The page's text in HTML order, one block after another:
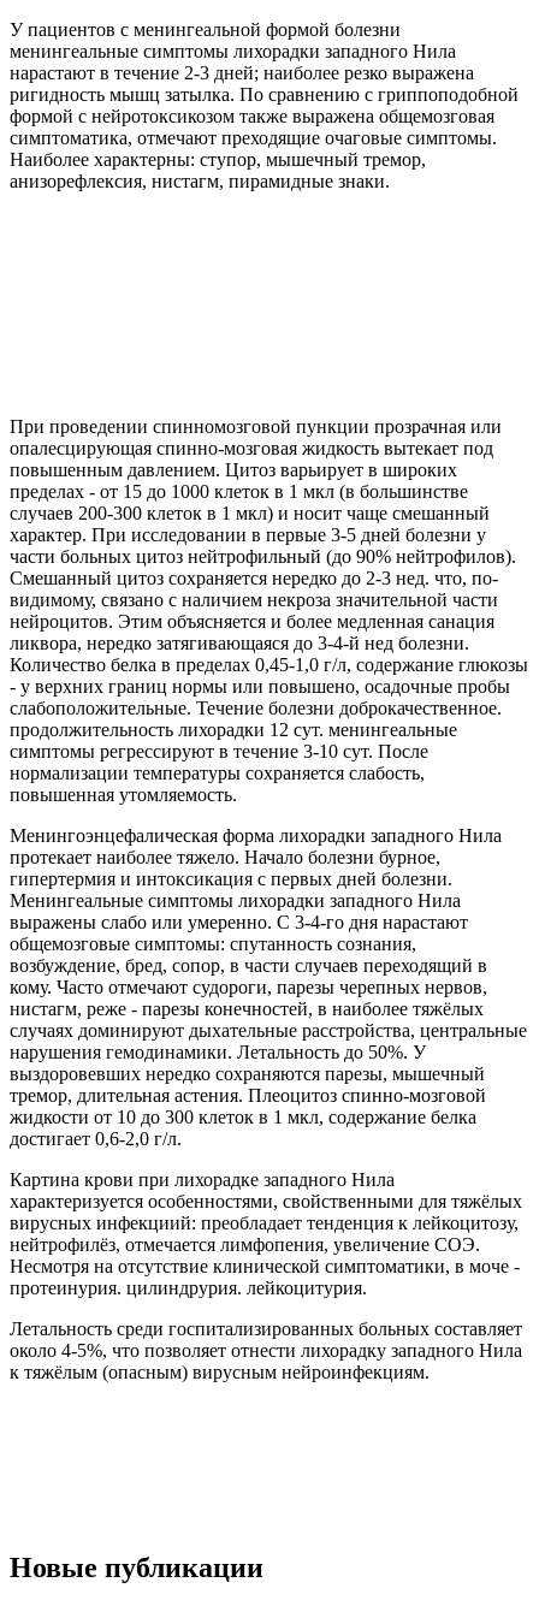
У пациентов с менингеальной формой болезни
менингеальные симптомы лихорадки западного Нила
нарастают в течение 2-3 дней; наиболее резко выражена
ригидность мышц затылка. По сравнению с гриппоподобной
формой с нейротоксикозом также выражена общемозговая
симптоматика, отмечают преходящие очаговые симптомы.
Наиболее характерны: ступор, мышечный тремор,
анизорефлексия, нистагм, пирамидные знаки.
При проведении спинномозговой пункции прозрачная или
опалесцирующая спинно-мозговая жидкость вытекает под
повышенным давлением. Цитоз варьирует в широких
пределах - от 15 до 1000 клеток в 1 мкл (в большинстве
случаев 200-300 клеток в 1 мкл) и носит чаще смешанный
характер. При исследовании в первые 3-5 дней болезни у
части больных цитоз нейтрофильный (до 90% нейтрофилов).
Смешанный цитоз сохраняется нередко до 2-3 нед. что, по-
видимому, связано с наличием некроза значительной части
нейроцитов. Этим объясняется и более медленная санация
ликвора, нередко затягивающаяся до 3-4-й нед болезни.
Количество белка в пределах 0,45-1,0 г/л, содержание глюкозы
- у верхних границ нормы или повышено, осадочные пробы
слабоположительные. Течение болезни доброкачественное.
продолжительность лихорадки 12 сут. менингеальные
симптомы регрессируют в течение 3-10 сут. После
нормализации температуры сохраняется слабость,
повышенная утомляемость.
Менингоэнцефалическая форма лихорадки западного Нила
протекает наиболее тяжело. Начало болезни бурное,
гипертермия и интоксикация с первых дней болезни.
Менингеальные симптомы лихорадки западного Нила
выражены слабо или умеренно. С 3-4-го дня нарастают
общемозговые симптомы: спутанность сознания,
возбуждение, бред, сопор, в части случаев переходящий в
кому. Часто отмечают судороги, парезы черепных нервов,
нистагм, реже - парезы конечностей, в наиболее тяжёлых
случаях доминируют дыхательные расстройства, центральные
нарушения гемодинамики. Летальность до 50%. У
выздоровевших нередко сохраняются парезы, мышечный
тремор, длительная астения. Плеоцитоз спинно-мозговой
жидкости от 10 до 300 клеток в 1 мкл, содержание белка
достигает 0,6-2,0 г/л.
Картина крови при лихорадке западного Нила
характеризуется особенностями, свойственными для тяжёлых
вирусных инфекциий: преобладает тенденция к лейкоцитозу,
нейтрофилёз, отмечается лимфопения, увеличение СОЭ.
Несмотря на отсутствие клинической симптоматики, в моче -
протеинурия. цилиндрурия. лейкоцитурия.
Летальность среди госпитализированных больных составляет
около 4-5%, что позволяет отнести лихорадку западного Нила
к тяжёлым (опасным) вирусным нейроинфекциям.
Новые публикации